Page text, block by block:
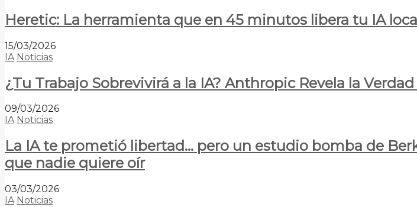
Heretic: La herramienta que en 45 minutos libera tu IA
15/03/2026
IA Noticias
¿Tu Trabajo Sobrevivirá a la IA? Anthropic Revela la
09/03/2026
IA Noticias
La IA te prometió libertad… pero un estudio bomba de
que nadie quiere oír
03/03/2026
IA Noticias